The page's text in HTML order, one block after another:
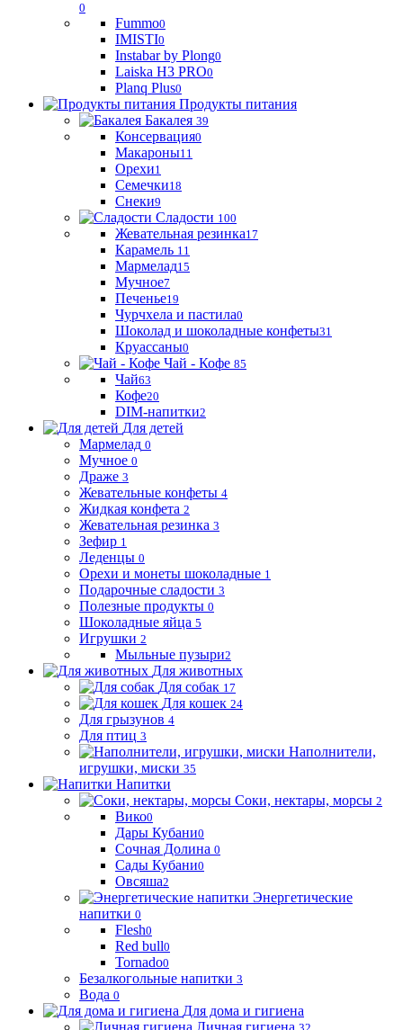
0
Fummo0
IMISTI0
Instabar by Plong0
Laiska H3 PRO0
Planq Plus0
Продукты питания
Бакалея 39
Консервация0
Макароны11
Орехи1
Семечки18
Снеки9
Сладости 100
Жевательная резинка17
Карамель 11
Мармелад15
Мучное7
Печенье19
Чурчхела и пастила0
Шоколад и шоколадные конфеты31
Круассаны0
Чай - Кофе 85
Чай63
Кофе20
DIM-напитки2
Для детей
Мармелад 0
Мучное 0
Драже 3
Жевательные конфеты 4
Жидкая конфета 2
Жевательная резинка 3
Зефир 1
Леденцы 0
Орехи и монеты шоколадные 1
Подарочные сладости 3
Полезные продукты 0
Шоколадные яйца 5
Игрушки 2
Мыльные пузыри2
Для животных
Для собак 17
Для кошек 24
Для грызунов 4
Для птиц 3
Наполнители,
игрушки, миски 35
Напитки
Соки, нектары, морсы 2
Вико0
Дары Кубани0
Сочная Долина 0
Сады Кубани0
Овсяша2
Энергетические
напитки 0
Flesh0
Red bull0
Tornado0
Безалкогольные напитки 3
Вода 0
Для дома и гигиена
Личная гигиена